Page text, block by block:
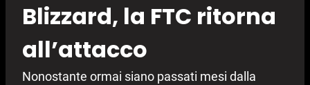
Blizzard, la FTC ritorna
all’attacco
Nonostante ormai siano passati mesi dalla